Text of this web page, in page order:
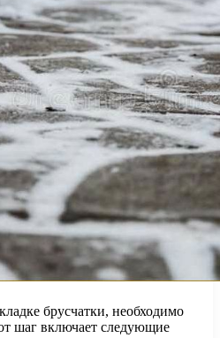
брусчатки, необходимо
шаг включает следующие